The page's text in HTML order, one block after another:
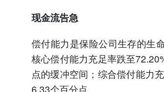
现金流告急
偿付能力是保险公司生存的生
核心偿付能力充足率跌至
点的缓冲空间；综合偿付能力
6.33个百分点。